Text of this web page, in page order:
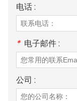
电话 :
* 电子邮件 :
公司 :